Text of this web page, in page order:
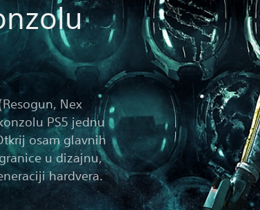
Nex
PS5 jednu
osam glavnih
u dizajnu,
hardvera.